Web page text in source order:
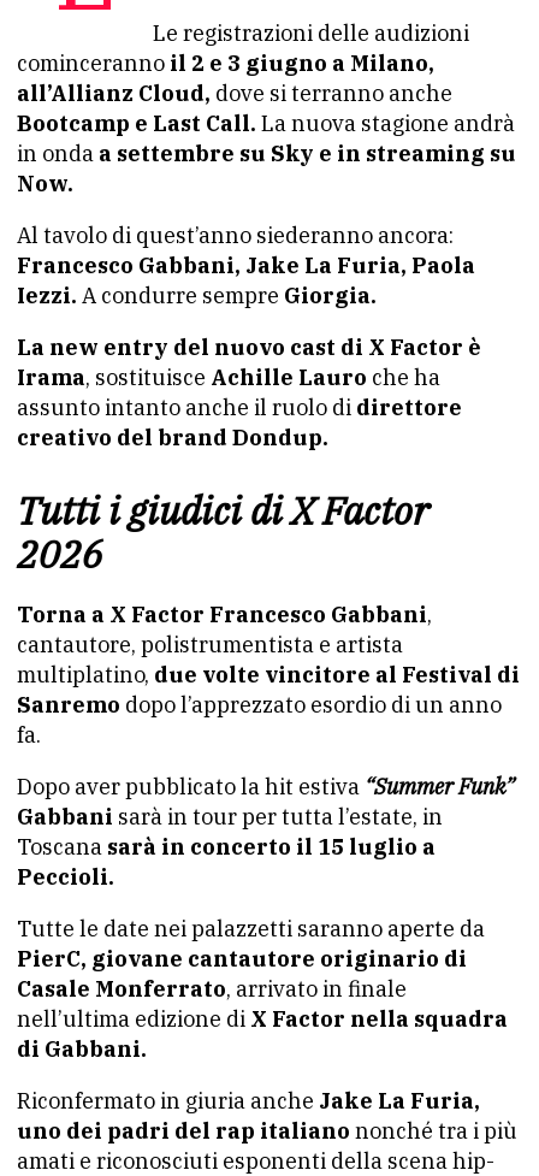
Le registrazioni delle audizioni
cominceranno il 2 e 3 giugno a Milano,
all’Allianz Cloud, dove si terranno anche
Bootcamp e Last Call. La nuova stagione andrà
in onda a settembre su Sky e in streaming su
Now.
Al tavolo di quest’anno siederanno ancora:
Francesco Gabbani, Jake La Furia, Paola
Iezzi. A condurre sempre Giorgia.
La new entry del nuovo cast di X Factor è
Irama, sostituisce Achille Lauro che ha
assunto intanto anche il ruolo di direttore
creativo del brand Dondup.
Tutti i giudici di X Factor
2026
Torna a X Factor Francesco Gabbani,
cantautore, polistrumentista e artista
multiplatino, due volte vincitore al Festival di
Sanremo dopo l’apprezzato esordio di un anno
fa.
Dopo aver pubblicato la hit estiva “Summer Funk”
Gabbani sarà in tour per tutta l’estate, in
Toscana sarà in concerto il 15 luglio a
Peccioli.
Tutte le date nei palazzetti saranno aperte da
PierC, giovane cantautore originario di
Casale Monferrato, arrivato in finale
nell’ultima edizione di X Factor nella squadra
di Gabbani.
Riconfermato in giuria anche Jake La Furia,
uno dei padri del rap italiano nonché tra i più
amati e riconosciuti esponenti della scena hip-